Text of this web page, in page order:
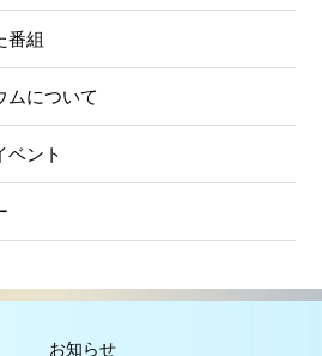
番組
ムについて
ベント
お知らせ